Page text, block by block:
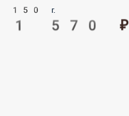
150 г.
1 570 ₽